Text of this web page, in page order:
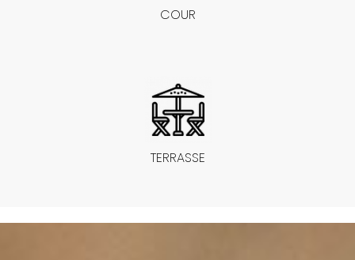
COUR
TERRASSE